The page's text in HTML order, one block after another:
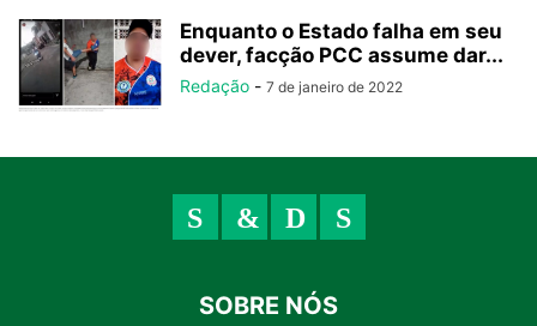
Enquanto o Estado falha em seu
dever, facção PCC assume dar...
Redação - 7 de janeiro de 2022
SOBRE NÓS